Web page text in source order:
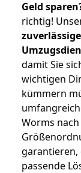
Geld
richtig!
zuverlässige
damit Sie
wichtigen
kümmern
Worms
garantieren,
passende